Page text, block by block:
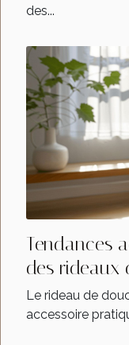
des...
Tendances
des rideaux
Le rideau de
accessoire